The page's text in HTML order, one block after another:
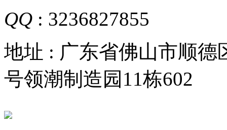
QQ : 3236827855
地址 : 广东省佛山市顺德
号领潮制造园11栋602